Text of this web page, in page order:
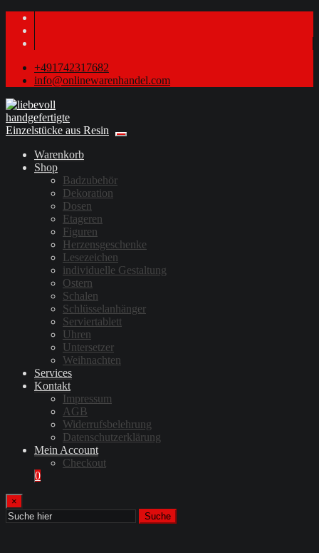
+491742317682
info@onlinewarenhandel.com
Warenkorb
Shop
Badzubehör
Dekoration
Dosen
Etageren
Figuren
Herzensgeschenke
Lesezeichen
individuelle Gestaltung
Ostern
Schalen
Schlüsselanhänger
Serviertablett
Uhren
Untersetzer
Weihnachten
Services
Kontakt
Impressum
AGB
Widerrufsbelehrung
Datenschutzerklärung
Mein Account
Checkout
0
×
Suche